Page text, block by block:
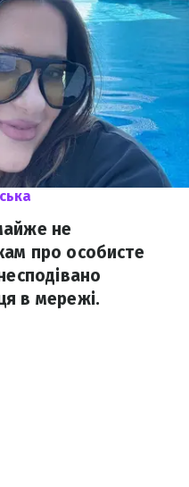
не
про особисте
в мережі.